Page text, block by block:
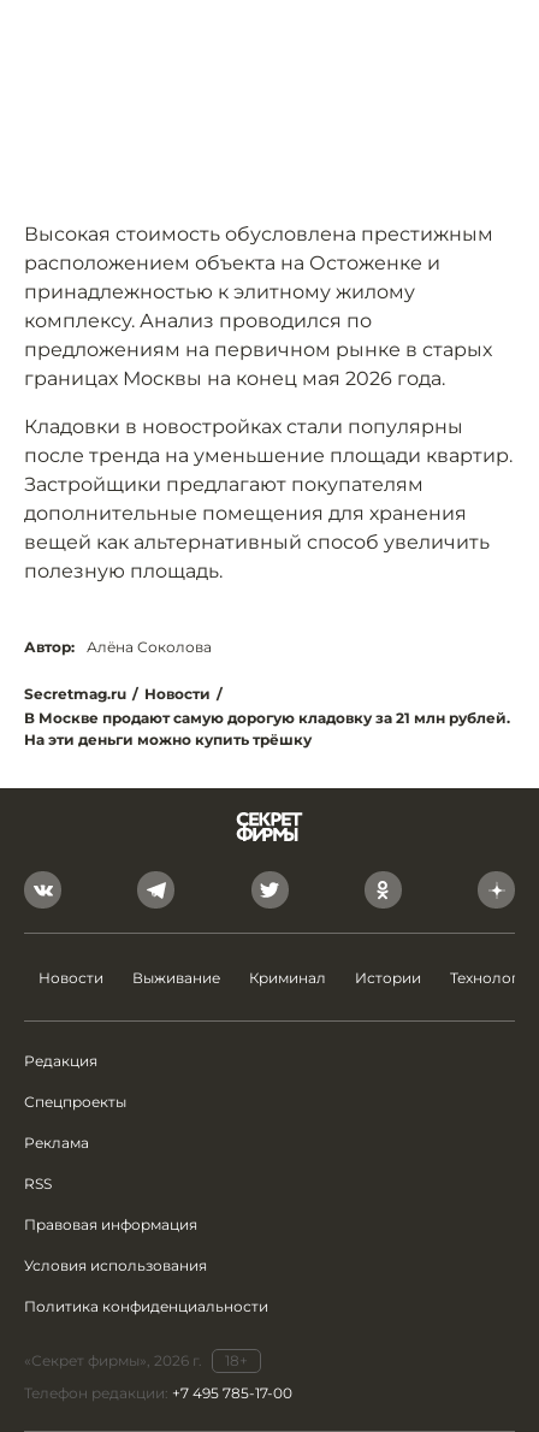
Высокая стоимость обусловлена престижным
расположением объекта на Остоженке и
принадлежностью к элитному жилому
комплексу. Анализ проводился по
предложениям на первичном рынке в старых
границах Москвы на конец мая 2026 года.
Кладовки в новостройках стали популярны
после тренда на уменьшение площади квартир.
Застройщики предлагают покупателям
дополнительные помещения для хранения
вещей как альтернативный способ увеличить
полезную площадь.
Автор: Алёна Соколова
Secretmag.ru / Новости /
В Москве продают самую дорогую кладовку за 21 млн рублей.
На эти деньги можно купить трёшку
Новости Выживание Криминал Истории Технологии
Редакция
Спецпроекты
Реклама
RSS
Правовая информация
Условия использования
Политика конфиденциальности
«Секрет фирмы», 2026 г.
18+
Телефон редакции: +7 495 785-17-00